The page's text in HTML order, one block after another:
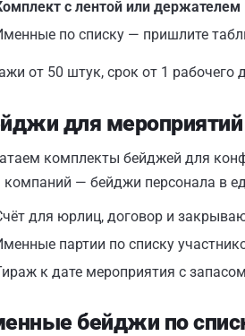
с лентой или держателем
по списку — пришлите
от 50 штук, срок от 1
для мероприятий
комплекты бейджей для
— бейджи персонала в
для юрлиц, договор и
партии по списку
к дате мероприятия с
бейджи по